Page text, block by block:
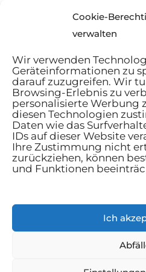
Cookie-
verwalten
Wir verwenden
Geräteinformationen zu
darauf zuzugreifen. Wir
Browsing-Erlebnis zu
personalisierte Werbung
diesen Technologien
Daten wie das
IDs auf dieser Website
Ihre Zustimmung nicht
zurückziehen, können
und Funktionen
Ich
Dezember 2024
November 2024
AGB
Cookie-
Haus und